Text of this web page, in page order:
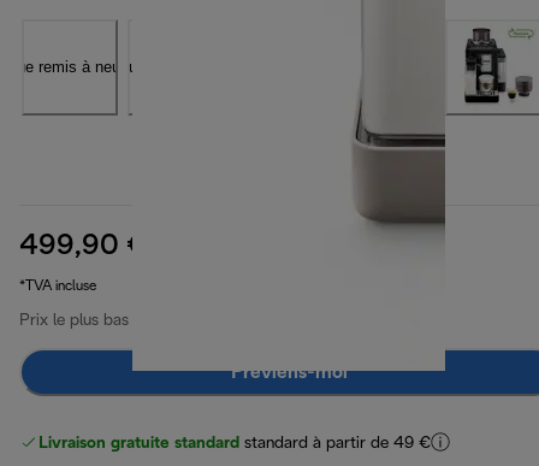
499,90 €
*TVA incluse
Prix le plus bas 30 derniers jours
Préviens-moi
Livraison gratuite standard standard à partir de 49 €